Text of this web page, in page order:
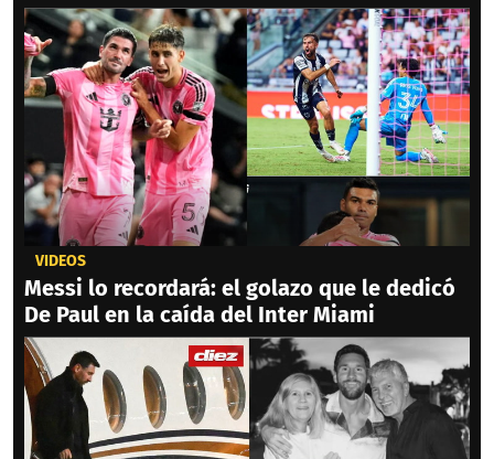
VIDEOS
Messi lo recordará: el golazo que le dedicó
De Paul en la caída del Inter Miami